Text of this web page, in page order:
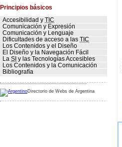
Principios básicos
Accesibilidad y TIC
Comunicación y Expresión
Comunicación y Lenguaje
Dificultades de acceso a las TIC
Los Contenidos y el Diseño
El Diseño y la Navegación Fácil
La SI y las Tecnologías Accesibles
Los Contenidos y la Comunicación
Bibliografía
Directorio de Webs de Argentina